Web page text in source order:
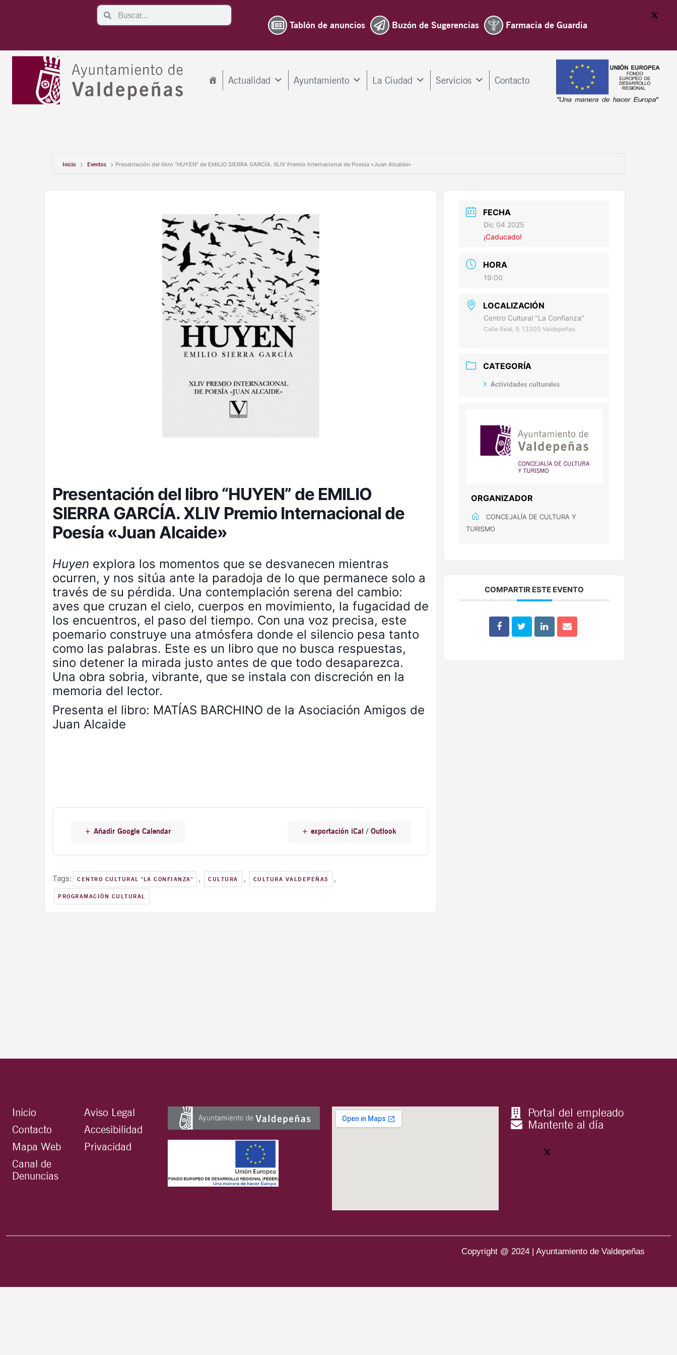
SearchSearch
Tablón de anuncios Buzón de Sugerencias Farmacia de Guardia
Actualidad Ayuntamiento La Ciudad Servicios Contacto
Inicio Eventos Presentación del libro “HUYEN” de EMILIO SIERRA GARCÍA. XLIV Premio Internacional de Poesía «Juan Alcaide»
Presentación del libro “HUYEN” de EMILIO
SIERRA GARCÍA. XLIV Premio Internacional de
Poesía «Juan Alcaide»
Huyen explora los momentos que se desvanecen mientras
ocurren, y nos sitúa ante la paradoja de lo que permanece solo a
través de su pérdida. Una contemplación serena del cambio:
aves que cruzan el cielo, cuerpos en movimiento, la fugacidad de
los encuentros, el paso del tiempo. Con una voz precisa, este
poemario construye una atmósfera donde el silencio pesa tanto
como las palabras. Este es un libro que no busca respuestas,
sino detener la mirada justo antes de que todo desaparezca.
Una obra sobria, vibrante, que se instala con discreción en la
memoria del lector.
Presenta el libro: MATÍAS BARCHINO de la Asociación Amigos de
Juan Alcaide
+ Añadir Google Calendar + exportación iCal / Outlook
Tags: CENTRO CULTURAL "LA CONFIANZA" , CULTURA , CULTURA VALDEPEÑAS ,
PROGRAMACIÓN CULTURAL
FECHA
Dic 04 2025
¡Caducado!
HORA
19:00
LOCALIZACIÓN
Centro Cultural "La Confianza"
Calle Real, 9, 13300 Valdepeñas
CATEGORÍA
Actividades culturales
ORGANIZADOR
CONCEJALÍA DE CULTURA Y
TURISMO
COMPARTIR ESTE EVENTO
Inicio
Contacto
Mapa Web
Canal de
Denuncias
Aviso Legal
Accesibilidad
Privacidad
Portal del empleado
Mantente al día
Copyright @ 2024 | Ayuntamiento de Valdepeñas